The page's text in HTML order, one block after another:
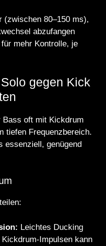
(zwischen 80–150 ms),
abzufangen
mehr Kontrolle, je
gegen Kick
oft mit Kickdrum
tiefen Frequenzbereich.
essenziell, genügend
Leichtes Ducking
Impulsen kann